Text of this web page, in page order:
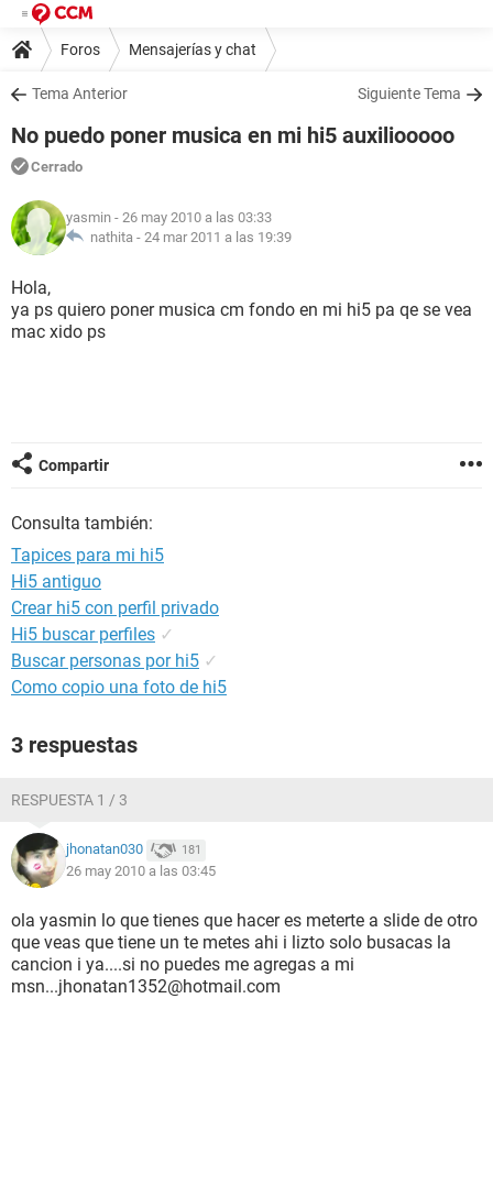
Foros Mensajerías y chat
Tema Anterior Siguiente Tema
No puedo poner musica en mi hi5 auxiliooooo
Cerrado
yasmin - 26 may 2010 a las 03:33
nathita - 24 mar 2011 a las 19:39
Hola,
ya ps quiero poner musica cm fondo en mi hi5 pa qe se vea
mac xido ps
Compartir
Consulta también:
Tapices para mi hi5
Hi5 antiguo
Crear hi5 con perfil privado
Hi5 buscar perfiles ✓
Buscar personas por hi5 ✓
Como copio una foto de hi5
3 respuestas
RESPUESTA 1 / 3
jhonatan030 181
26 may 2010 a las 03:45
ola yasmin lo que tienes que hacer es meterte a slide de otro
que veas que tiene un te metes ahi i lizto solo busacas la
cancion i ya....si no puedes me agregas a mi
msn...jhonatan1352@hotmail.com